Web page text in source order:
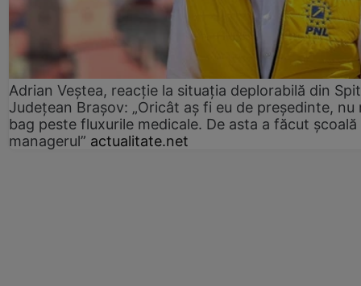
Adrian Veștea, reacție la situația deplorabilă din
Județean Brașov: „Oricât aș fi eu de președinte, nu
bag peste fluxurile medicale. De asta a făcut școală
managerul” actualitate.net